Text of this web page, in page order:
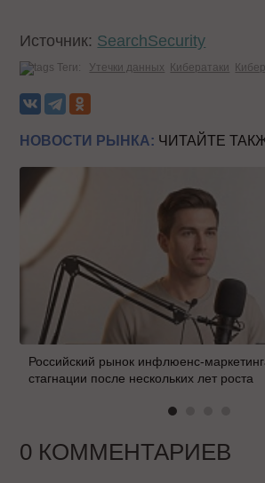
Источник: SearchSecurity
Теги: Утечки данных Кибератаки
НОВОСТИ РЫНКА: ЧИТАЙТЕ
Российский рынок инфлюенс-
стагнации после нескольких лет роста
0 КОММЕНТАРИЕВ